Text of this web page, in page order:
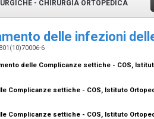
- CHIRURGIA ORTOPEDICA
delle infezioni
6
delle Complicanze settiche - COS,
Complicanze settiche - COS, Istituto
Complicanze settiche - COS, Istituto